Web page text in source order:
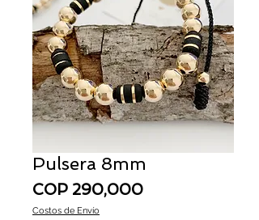
Pulsera 8mm
COP 290,000Price
Costos de Envío